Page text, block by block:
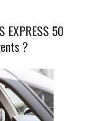
EXPRESS 50
?